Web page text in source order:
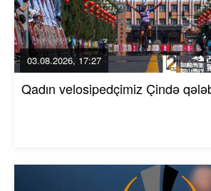
03.08.2026, 17:27
Qadın velosipedçimiz Çində